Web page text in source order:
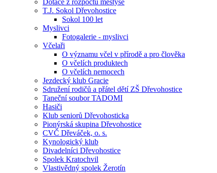
Dotace z rozpočtu městyse
T.J. Sokol Dřevohostice
Sokol 100 let
Myslivci
Fotogalerie - myslivci
Včelaři
O významu včel v přírodě a pro člověka
O včelích produktech
O včelích nemocech
Jezdecký klub Gracie
Sdružení rodičů a přátel dětí ZŠ Dřevohostice
Taneční soubor TADOMI
Hasiči
Klub seniorů Dřevohosticka
Pionýrská skupina Dřevohostice
CVČ Dřeváček, o. s.
Kynologický klub
Divadelníci Dřevohostice
Spolek Kratochvil
Vlastivědný spolek Žerotín